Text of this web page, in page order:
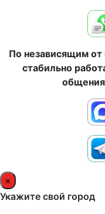
По независящим от
стабильно
×
Укажите свой город